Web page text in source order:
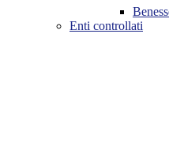
Enti controllati